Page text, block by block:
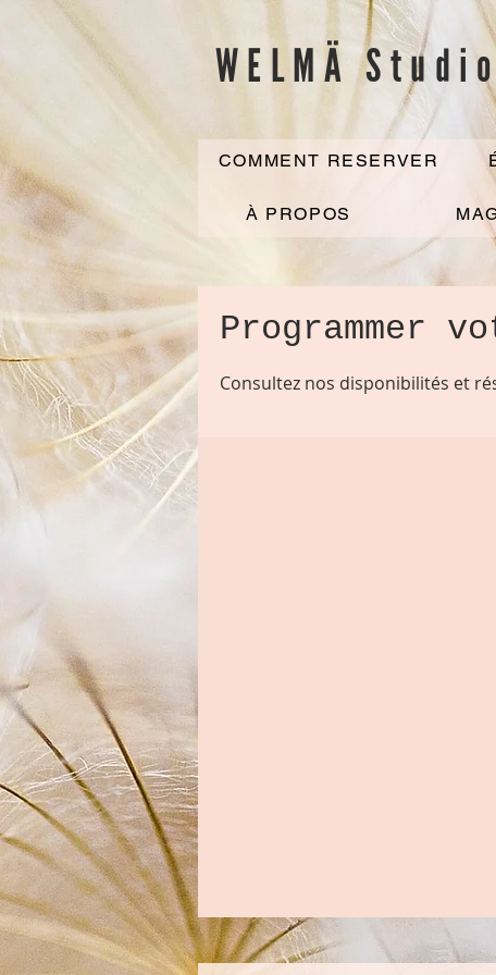
WELMÄ
COMMENT RESERVER
À PROPOS
Programmer
Consultez nos disponibilités et